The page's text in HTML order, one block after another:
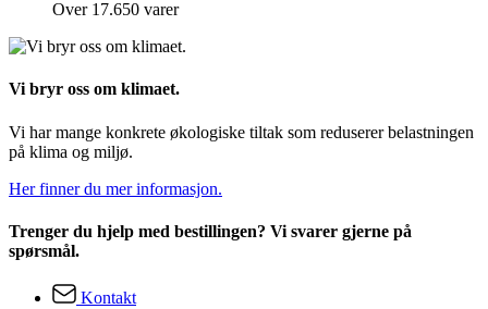
Over 17.650 varer
Vi bryr oss om klimaet.
Vi har mange konkrete økologiske tiltak som reduserer belastningen
på klima og miljø.
Her finner du mer informasjon.
Trenger du hjelp med bestillingen? Vi svarer gjerne på
spørsmål.
Kontakt